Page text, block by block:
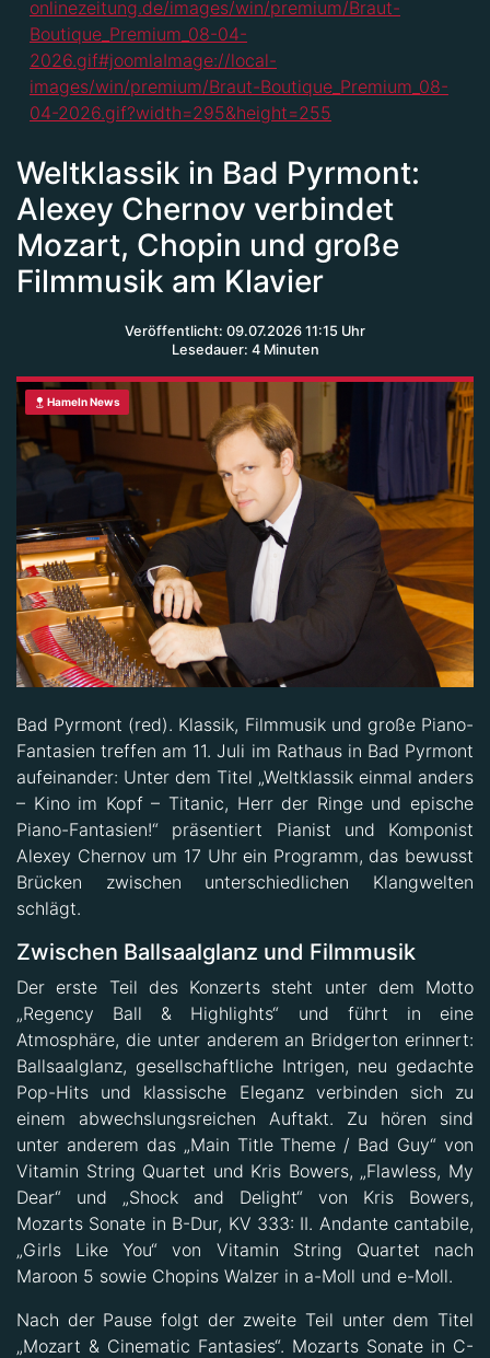
Weltklassik in Bad Pyrmont:
Alexey Chernov verbindet
Mozart, Chopin und große
Filmmusik am Klavier
Veröffentlicht: 09.07.2026 11:15 Uhr
Lesedauer: 4 Minuten
Hameln News
Bad Pyrmont (red). Klassik, Filmmusik und große Piano-
Fantasien treffen am 11. Juli im Rathaus in Bad Pyrmont
aufeinander: Unter dem Titel „Weltklassik einmal anders
– Kino im Kopf – Titanic, Herr der Ringe und epische
Piano-Fantasien!“ präsentiert Pianist und Komponist
Alexey Chernov um 17 Uhr ein Programm, das bewusst
Brücken zwischen unterschiedlichen Klangwelten
schlägt.
Zwischen Ballsaalglanz und Filmmusik
Der erste Teil des Konzerts steht unter dem Motto
„Regency Ball & Highlights“ und führt in eine
Atmosphäre, die unter anderem an Bridgerton erinnert:
Ballsaalglanz, gesellschaftliche Intrigen, neu gedachte
Pop-Hits und klassische Eleganz verbinden sich zu
einem abwechslungsreichen Auftakt. Zu hören sind
unter anderem das „Main Title Theme / Bad Guy“ von
Vitamin String Quartet und Kris Bowers, „Flawless, My
Dear“ und „Shock and Delight“ von Kris Bowers,
Mozarts Sonate in B-Dur, KV 333: II. Andante cantabile,
„Girls Like You“ von Vitamin String Quartet nach
Maroon 5 sowie Chopins Walzer in a-Moll und e-Moll.
Nach der Pause folgt der zweite Teil unter dem Titel
„Mozart & Cinematic Fantasies“. Mozarts Sonate in C-